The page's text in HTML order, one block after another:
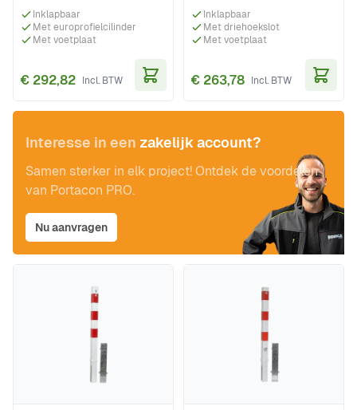
Inklapbaar
Met europrofielcilinder
Met voetplaat
€ 292,82
Inklapbaar
Met driehoekslot
Met voetplaat
€ 263,78
Interesse in een zakelijk account?
Samen sterker in elk project! Ontdek de voordelen
van Portacon PRO.
Nu aanvragen